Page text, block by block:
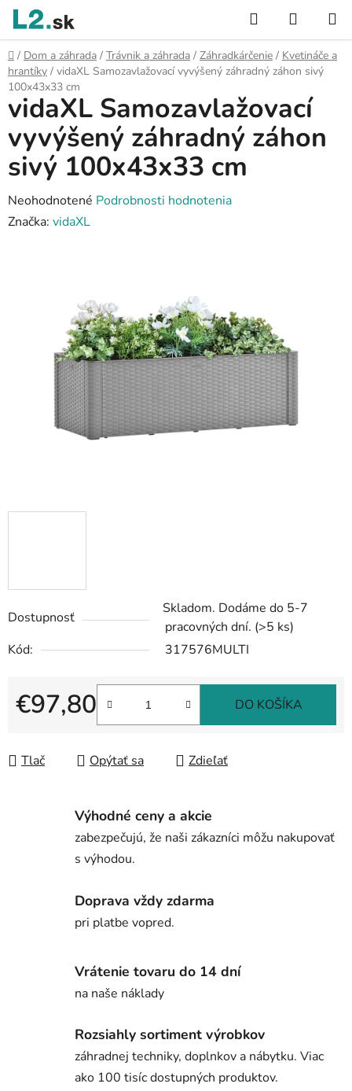
Prejsť
obsah
Hľadať
KOŠÍK
Domov
/ Dom a záhrada / Trávnik a záhrada / Záhradkárčenie / Kvetináče a
hrantíky / vidaXL Samozavlažovací vyvýšený záhradný záhon sivý
100x43x33 cm
Dostupnosť
Skladom. Dodáme do 5-7
pracovných dní. (>5 ks)
Kód:
317576MULTI
€97,80
Jednotková cena:
DO KOŠÍKA
Tlač Opýtať sa Zdieľať
vidaXL Samozavlažovací
vyvýšený záhradný záhon
sivý 100x43x33 cm
Priemerné
hodnotenie
hviezdičiek.
Neohodnotené Podrobnosti hodnotenia
Značka: vidaXL
Výhodné ceny a akcie
zabezpečujú, že naši zákazníci môžu nakupovať
s výhodou.
Doprava vždy zdarma
pri platbe vopred.
Vrátenie tovaru do 14 dní
na naše náklady
Rozsiahly sortiment výrobkov
záhradnej techniky, doplnkov a nábytku. Viac
ako 100 tisíc dostupných produktov.